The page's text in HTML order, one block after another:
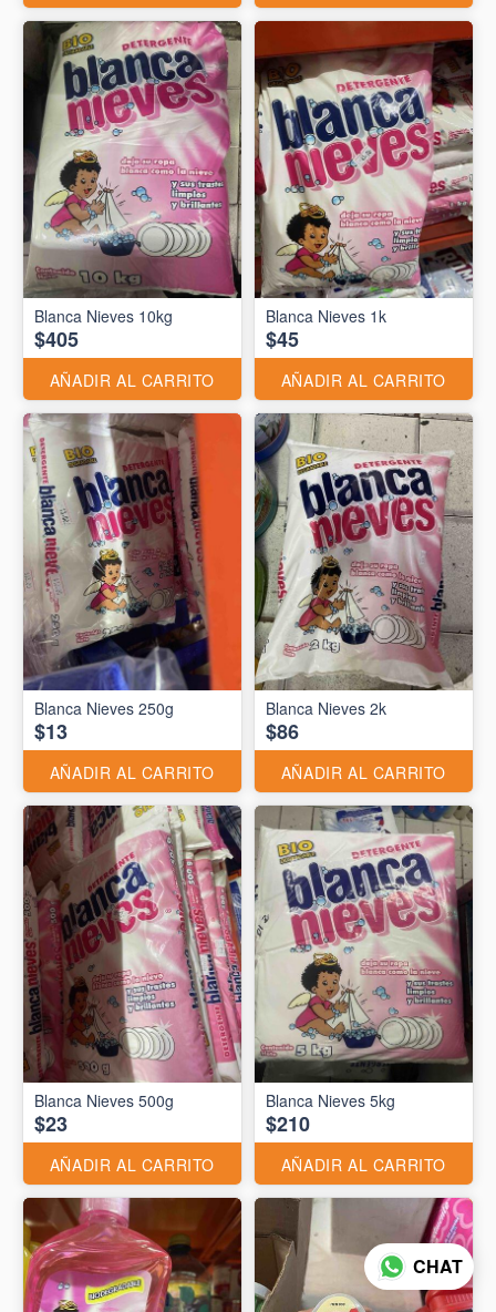
Blanca Nieves 10kg
$405
AÑADIR AL CARRITO
Blanca Nieves 1k
$45
AÑADIR AL CARRITO
Blanca Nieves 250g
$13
AÑADIR AL CARRITO
Blanca Nieves 2k
$86
AÑADIR AL CARRITO
Blanca Nieves 500g
$23
AÑADIR AL CARRITO
Blanca Nieves 5kg
$210
AÑADIR AL CARRITO
CHAT